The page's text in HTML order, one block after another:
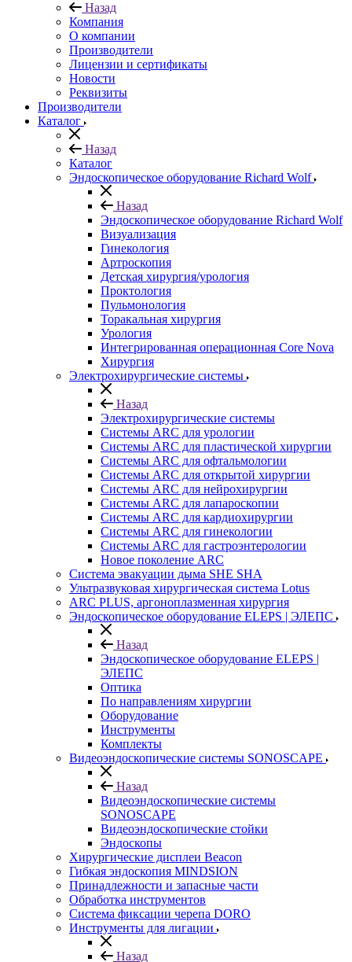
Назад
Компания
О компании
Производители
Лицензии и сертификаты
Новости
Реквизиты
Производители
Каталог
Назад
Каталог
Эндоскопическое оборудование Richard Wolf
Назад
Эндоскопическое оборудование Richard Wolf
Визуализация
Гинекология
Артроскопия
Детская хирургия/урология
Проктология
Пульмонология
Торакальная хирургия
Урология
Интегрированная операционная Core Nova
Хирургия
Электрохирургические системы
Назад
Электрохирургические системы
Системы ARC для урологии
Системы ARC для пластической хирургии
Системы ARC для офтальмологии
Системы ARC для открытой хирургии
Системы ARC для нейрохирургии
Системы ARC для лапароскопии
Системы ARC для кардиохирургии
Системы ARC для гинекологии
Системы ARC для гастроэнтерологии
Новое поколение ARC
Система эвакуации дыма SHE SHA
Ультразвуковая хирургическая система Lotus
ARC PLUS, аргоноплазменная хирургия
Эндоскопическое оборудование ELEPS | ЭЛЕПС
Назад
Эндоскопическое оборудование ELEPS |
ЭЛЕПС
Оптика
По направлениям хирургии
Оборудование
Инструменты
Комплекты
Видеоэндоскопические системы SONOSCAPE
Назад
Видеоэндоскопические системы
SONOSCAPE
Видеоэндоскопические стойки
Эндоскопы
Хирургические дисплеи Beacon
Гибкая эндоскопия MINDSION
Принадлежности и запасные части
Обработка инструментов
Система фиксации черепа DORO
Инструменты для лигации
Назад